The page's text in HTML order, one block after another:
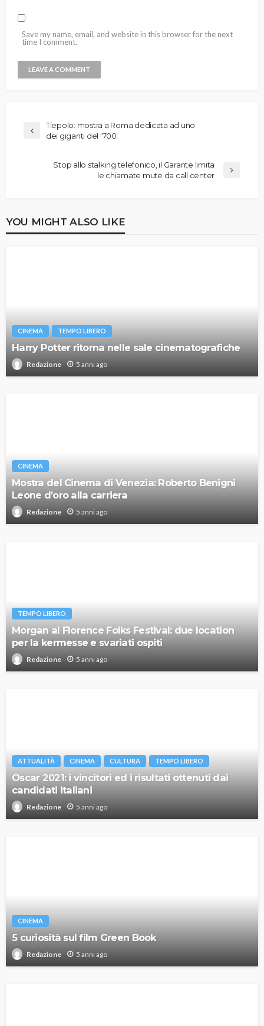
Save my name, email, and website in this browser for the next
time I comment.
Tiepolo: mostra a Roma dedicata ad uno
dei giganti del ‘700
Stop allo stalking telefonico, il Garante limita
le chiamate mute da call center
YOU MIGHT ALSO LIKE
CINEMA TEMPO LIBERO
Harry Potter ritorna nelle sale cinematografiche
Redazione 5 anni ago
CINEMA
Mostra del Cinema di Venezia: Roberto Benigni
Leone d’oro alla carriera
Redazione 5 anni ago
TEMPO LIBERO
Morgan al Florence Folks Festival: due location
per la kermesse e svariati ospiti
Redazione 5 anni ago
ATTUALITÀ CINEMA CULTURA TEMPO LIBERO
Oscar 2021: i vincitori ed i risultati ottenuti dai
candidati italiani
Redazione 5 anni ago
CINEMA
5 curiosità sul film Green Book
Redazione 5 anni ago